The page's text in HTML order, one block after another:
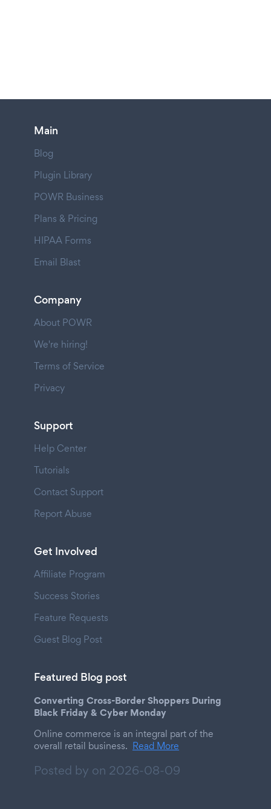
Main
Blog
Plugin Library
POWR Business
Plans & Pricing
HIPAA Forms
Email Blast
Company
About POWR
We're hiring!
Terms of Service
Privacy
Support
Help Center
Tutorials
Contact Support
Report Abuse
Get Involved
Affiliate Program
Success Stories
Feature Requests
Guest Blog Post
Featured Blog post
Converting Cross-Border Shoppers During
Black Friday & Cyber Monday
Online commerce is an integral part of the
overall retail business. Read More
Posted by on 2026-08-09